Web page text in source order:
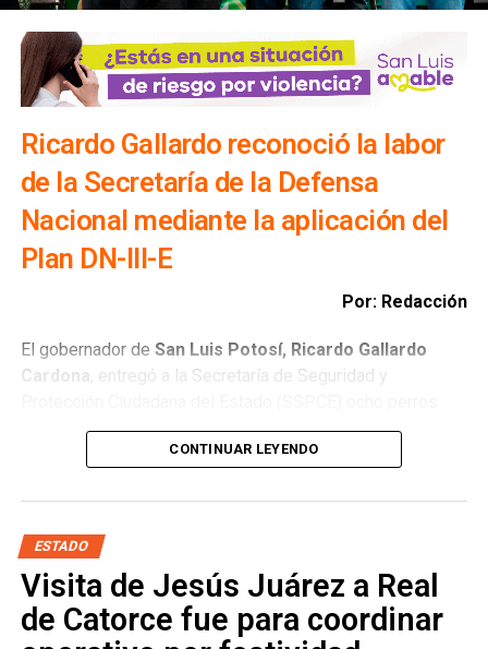
Ricardo Gallardo reconoció la labor
de la Secretaría de la Defensa
Nacional mediante la aplicación del
Plan DN-III-E
Por: Redacción
El gobernador de San Luis Potosí, Ricardo Gallardo
Cardona , entregó a la Secretaría de Seguridad y
robot de última generación y tres camionetas Suburban
blindadas; mientras que la Coordinación Estatal de
traslado, una camioneta operativa, una lancha de rescate,
chalecos, chamarras, pantalones, botas y gorras para
mejorar la atención de emergencias en las cuatro regiones
del Estado.
Ante representantes de los tresPoderes del Estado, la
CONTINUAR LEYENDO
ESTADO
Visita de Jesús Juárez a Real
de Catorce fue para coordinar